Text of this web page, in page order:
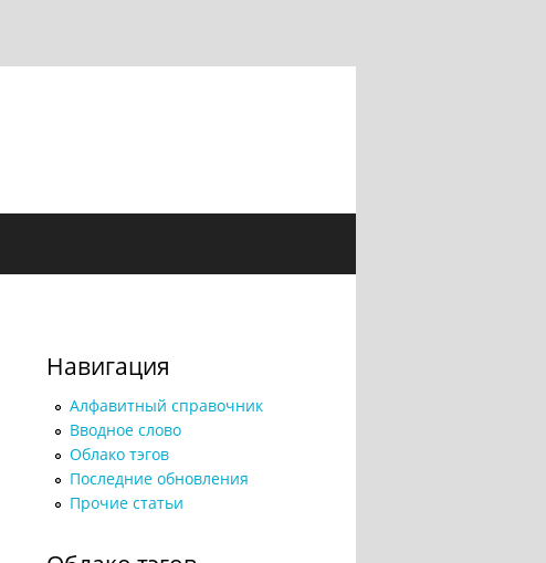
Навигация
Алфавитный справочник
Вводное слово
Облако тэгов
Последние обновления
Прочие статьи